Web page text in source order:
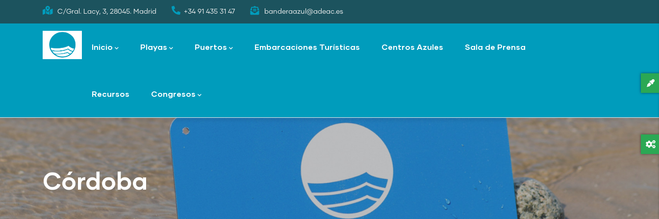
to
C/Gral. Lacy, 3, 28045. Madrid +34 91 435 31 47 banderaazul@adeac.es
navigation
Inicio Playas Puertos Embarcaciones Turísticas Centros Azules Sala de Prensa
Recursos Congresos
Córdoba